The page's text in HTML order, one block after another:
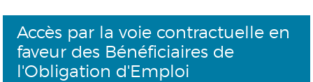
Accès par la voie contractuelle en
faveur des Bénéficiaires de
l'Obligation d'Emploi